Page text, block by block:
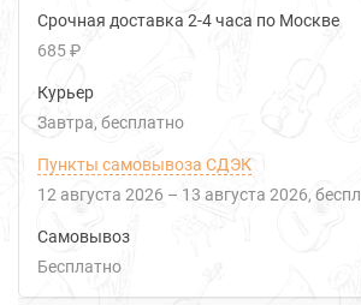
Срочная доставка 2-4 часа по Москве
685 ₽
Курьер
Завтра
Бесплатно
Пункты самовывоза СДЭК
12 августа 2026 – 13 августа 2026
Самовывоз
Бесплатно